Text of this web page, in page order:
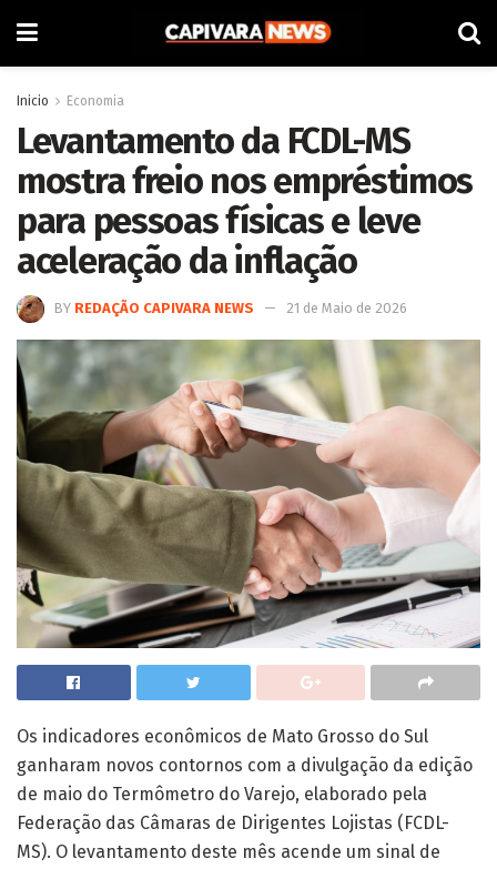
Inicio Economia
Levantamento da FCDL-MS
mostra freio nos empréstimos
para pessoas físicas e leve
aceleração da inflação
BY REDAÇÃO CAPIVARA NEWS 21 de Maio de 2026
Os indicadores econômicos de Mato Grosso do Sul
ganharam novos contornos com a divulgação da edição
de maio do Termômetro do Varejo, elaborado pela
Federação das Câmaras de Dirigentes Lojistas (FCDL-
MS). O levantamento deste mês acende um sinal de